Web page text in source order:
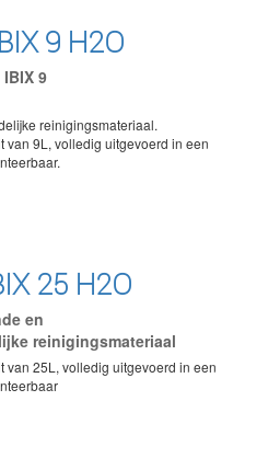
9 H2O
9
reinigingsmateriaal.
van 9L, volledig uitgevoerd in een
25 H2O
en
reinigingsmateriaal
van 25L, volledig uitgevoerd in een